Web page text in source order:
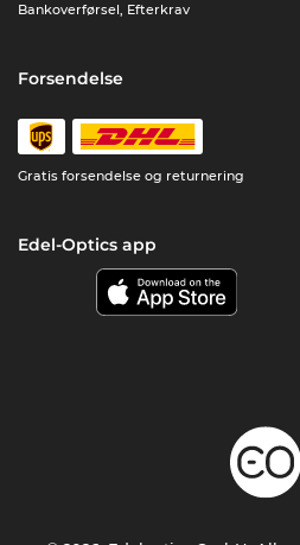
Bankoverførsel, Efterkrav
Forsendelse
Gratis forsendelse og returnering
Edel-Optics app